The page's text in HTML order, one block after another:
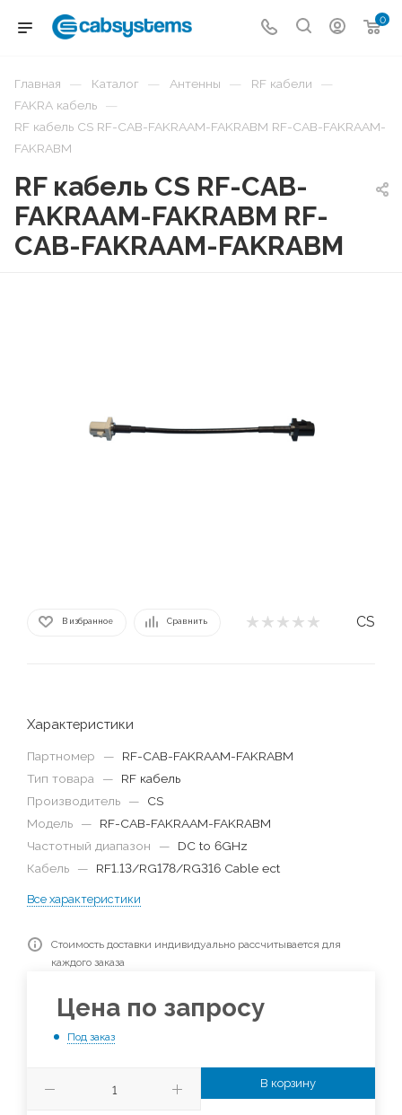
0
Главная — Каталог — Антенны — RF кабели —
FAKRA кабель —
RF кабель CS RF-CAB-FAKRAAM-FAKRABM RF-CAB-FAKRAAM-
FAKRABM
RF кабель CS RF-CAB-
FAKRAAM-FAKRABM RF-
CAB-FAKRAAM-FAKRABM
В избранное Сравнить CS
Характеристики
Партномер —
RF-CAB-FAKRAAM-FAKRABM
Тип товара
—
RF кабель
Производитель
—
CS
Модель
—
RF-CAB-FAKRAAM-FAKRABM
Частотный диапазон
—
DC to 6GHz
Кабель
— RF1.13/RG178/RG316 Cable ect
Все характеристики
Стоимость доставки индивидуально рассчитывается для
каждого заказа
Цена по запросу
Под заказ
В корзину